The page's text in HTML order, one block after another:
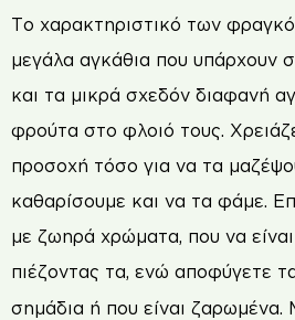
Το χαρακτηριστικό των
μεγάλα αγκάθια που υπάρχουν
και τα μικρά σχεδόν διαφανή
φρούτα στο φλοιό τους.
προσοχή τόσο για να τα
καθαρίσουμε και να τα φάμε.
με ζωηρά χρώματα, που να
πιέζοντας τα, ενώ αποφύγετε
σημάδια ή που είναι ζαρωμένα.